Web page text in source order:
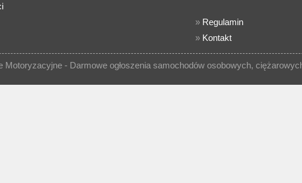
» Regulamin
» Kontakt
Motoryzacyjne - Darmowe ogłoszenia samochodów osobowych,